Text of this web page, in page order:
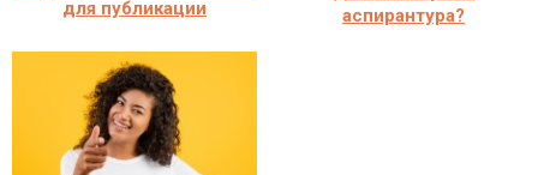
для публикации
аспирантура?